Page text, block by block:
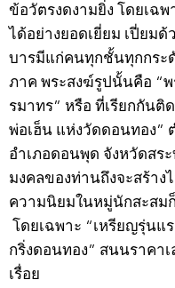
ข้อวัตรงดงามยิ่ง โดยเฉพ
ได้อย่างยอดเยี่ยม เปี่ยมด้
บารมีแก่คนทุกชั้นทุกกระ
ภาค พระสงฆ์รูปนั้นคือ “พ
รมาทร” หรือ ที่เรียกกันติ
พ่อเฮ็น แห่งวัดดอนทอง”
อำเภอดอนพุด จังหวัดสร
มงคลของท่านถึงจะสร้าง
ความนิยมในหมู่นักสะสม
โดยเฉพาะ “เหรียญรุ่นแ
กริ่งดอนทอง” สนนราคา
เรื่อย